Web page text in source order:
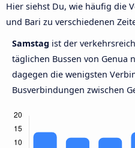
Hier siehst Du, wie häufig die
und Bari zu verschiedenen
Samstag ist der
täglichen Bussen von Genua
dagegen die wenigsten
Busverbindungen zwischen